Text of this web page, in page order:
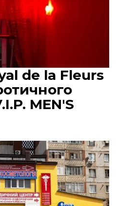
de la Fleurs
MEN'S